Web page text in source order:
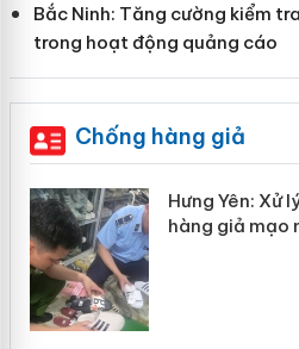
Bắc Ninh: Tăng cường kiểm
trong hoạt động quảng cáo
Chống hàng giả
Hưng Yên: Xử
hàng giả mạo